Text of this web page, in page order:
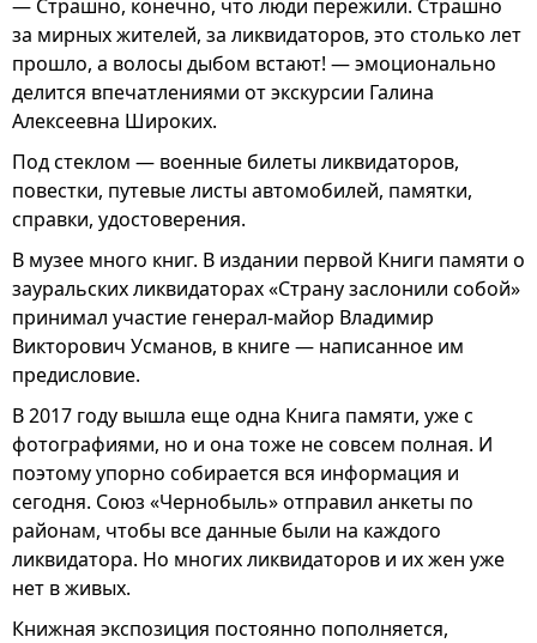
— Страшно, конечно, что люди пережили. Страшно
за мирных жителей, за ликвидаторов, это столько лет
прошло, а волосы дыбом встают! — эмоционально
делится впечатлениями от экскурсии Галина
Алексеевна Широких.
Под стеклом — военные билеты ликвидаторов,
повестки, путевые листы автомобилей, памятки,
справки, удостоверения.
В музее много книг. В издании первой Книги памяти о
зауральских ликвидаторах «Страну заслонили собой»
принимал участие генерал-майор Владимир
Викторович Усманов, в книге — написанное им
предисловие.
В 2017 году вышла еще одна Книга памяти, уже с
фотографиями, но и она тоже не совсем полная. И
поэтому упорно собирается вся информация и
сегодня. Союз «Чернобыль» отправил анкеты по
районам, чтобы все данные были на каждого
ликвидатора. Но многих ликвидаторов и их жен уже
нет в живых.
Книжная экспозиция постоянно пополняется,